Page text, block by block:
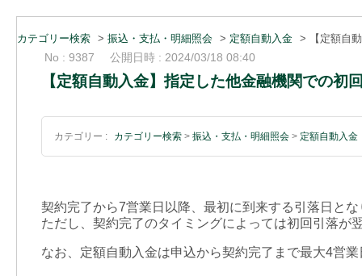
カテゴリー検索 > 振込・支払・明細照会 > 定額自動入金 > 【定額自
No : 9387 公開日時 : 2024/03/18 08:40
【定額自動入金】指定した他金融機関での初
カテゴリー : カテゴリー検索 > 振込・支払・明細照会 > 定額自動入金
契約完了から7営業日以降、最初に到来する引落日と
ただし、契約完了のタイミングによっては初回引落が
なお、定額自動入金は申込から契約完了まで最大4営